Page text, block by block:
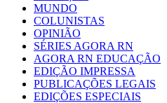
MUNDO
COLUNISTAS
OPINIÃO
SÉRIES AGORA RN
AGORA RN EDUCAÇÃO
EDIÇÃO IMPRESSA
PUBLICAÇÕES LEGAIS
EDIÇÕES ESPECIAIS